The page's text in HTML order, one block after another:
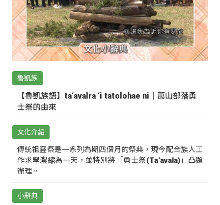
魯凱族
【魯凱族語】ta‘avalra ‘i tatolohae ni｜萬山部落勇
士祭的由來
文化介紹
傳統祖靈祭是一系列為期四個月的祭典，現今配合族人工
作求學濃縮為一天，並特別將「勇士祭(Ta‘avala)」凸顯
辦理。
小辭典